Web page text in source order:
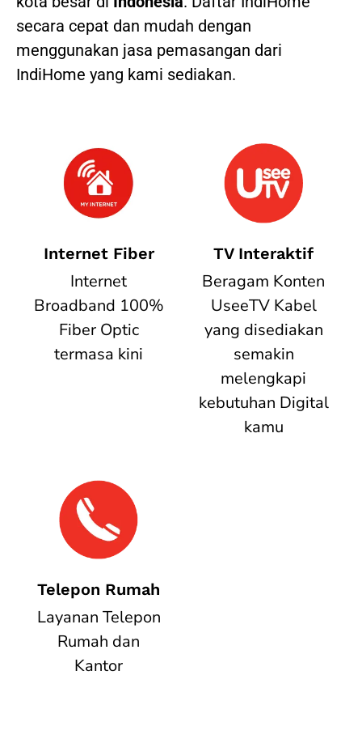
secara cepat dan mudah dengan
menggunakan jasa pemasangan dari
IndiHome yang kami sediakan.
Internet Fiber
Internet
Broadband 100%
Fiber Optic
termasa kini
TV Interaktif
Beragam Konten
UseeTV Kabel
yang disediakan
semakin
melengkapi
kebutuhan Digital
kamu
Telepon Rumah
Layanan Telepon
Rumah dan
Kantor